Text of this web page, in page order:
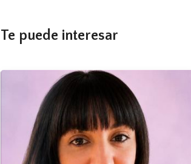
Te puede interesar